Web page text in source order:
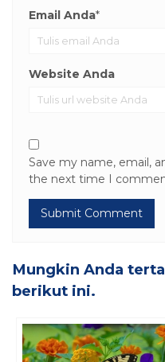
Email Anda*
Website Anda
Save my name, email,
the next time I
Mungkin Anda
berikut ini.